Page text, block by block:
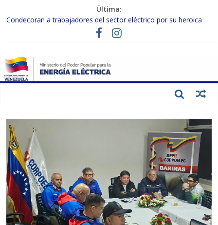
Última:
Condecoran a trabajadores del sector eléctrico por su heroica
labor tras el doble sismo del 24-J
Gobierno Nacional coordina acciones con el sector privado para
Inspeccionan trabajos de rehabilitación en instalaciones del SEN
en Carabobo
Gobierno Nacional activa plan preventivo para fortalecer el SEN